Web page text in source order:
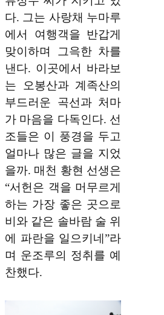
다. 그는 사랑채 누마루
에서 여행객을 반갑게
맞이하며 그윽한 차를
낸다. 이곳에서 바라보
는 오봉산과 계족산의
부드러운 곡선과 처마
가 마음을 다독인다. 선
조들은 이 풍경을 두고
얼마나 많은 글을 지었
을까. 매천 황현 선생은
“서헌은 객을 머무르게
하는 가장 좋은 곳으로
비와 같은 솔바람 술 위
에 파란을 일으키네”라
며 운조루의 정취를 예
찬했다.